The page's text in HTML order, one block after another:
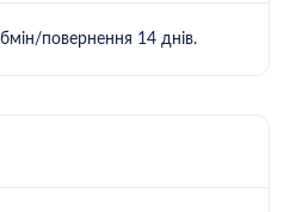
повернення 14 днів.